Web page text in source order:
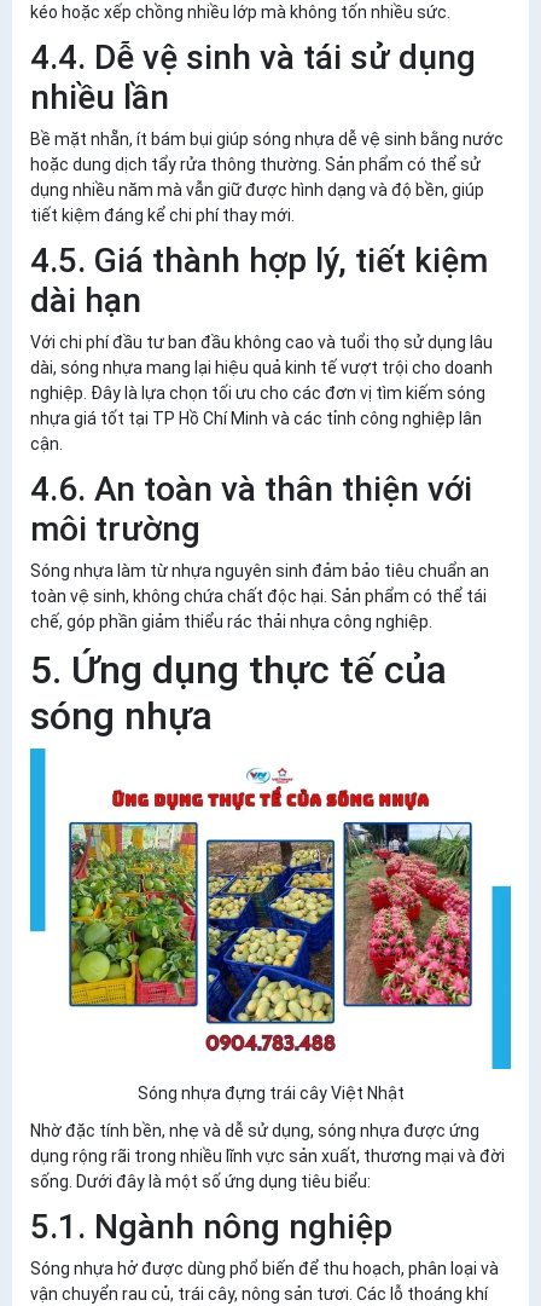
kéo hoặc xếp chồng nhiều lớp mà không tốn nhiều sức.
4.4. Dễ vệ sinh và tái sử dụng
nhiều lần
Bề mặt nhẵn, ít bám bụi giúp sóng nhựa dễ vệ sinh bằng nước
hoặc dung dịch tẩy rửa thông thường. Sản phẩm có thể sử
dụng nhiều năm mà vẫn giữ được hình dạng và độ bền, giúp
tiết kiệm đáng kể chi phí thay mới.
4.5. Giá thành hợp lý, tiết kiệm
dài hạn
Với chi phí đầu tư ban đầu không cao và tuổi thọ sử dụng lâu
dài, sóng nhựa mang lại hiệu quả kinh tế vượt trội cho doanh
nghiệp. Đây là lựa chọn tối ưu cho các đơn vị tìm kiếm sóng
nhựa giá tốt tại TP Hồ Chí Minh và các tỉnh công nghiệp lân
cận.
4.6. An toàn và thân thiện với
môi trường
Sóng nhựa làm từ nhựa nguyên sinh đảm bảo tiêu chuẩn an
toàn vệ sinh, không chứa chất độc hại. Sản phẩm có thể tái
chế, góp phần giảm thiểu rác thải nhựa công nghiệp.
5. Ứng dụng thực tế của
sóng nhựa
Sóng nhựa đựng trái cây Việt Nhật
Nhờ đặc tính bền, nhẹ và dễ sử dụng, sóng nhựa được ứng
dụng rộng rãi trong nhiều lĩnh vực sản xuất, thương mại và đời
sống. Dưới đây là một số ứng dụng tiêu biểu:
5.1. Ngành nông nghiệp
Sóng nhựa hở được dùng phổ biến để thu hoạch, phân loại và
vận chuyển rau củ, trái cây, nông sản tươi. Các lỗ thoáng khí